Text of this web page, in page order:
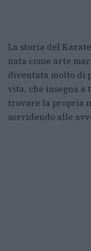
La storia del
nata come arte
diventata molto di
vita, che insegna a
trovare la propria
sorridendo alle